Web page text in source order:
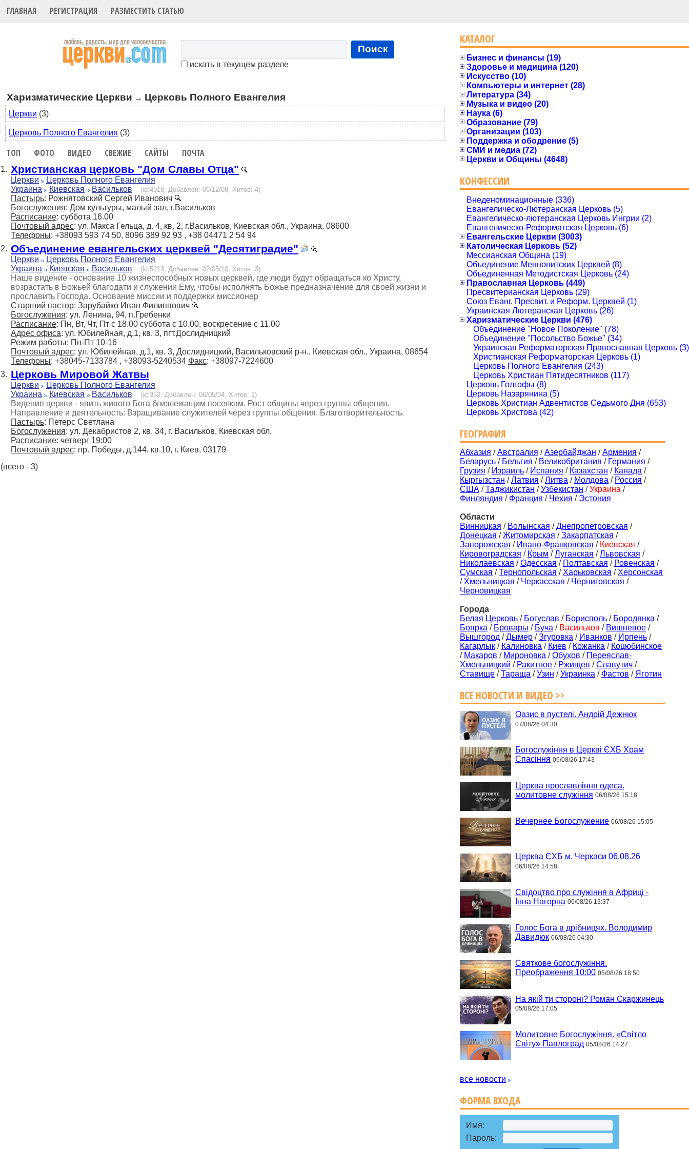
ГЛАВНАЯ РЕГИСТРАЦИЯ РАЗМЕСТИТЬ СТАТЬЮ
Поиск
искать в текущем разделе
Харизматические Церкви → Церковь Полного Евангелия
Церкви (3)
Церковь Полного Евангелия (3)
ТОП ФОТО ВИДЕО СВЕЖИЕ САЙТЫ ПОЧТА
1. Христианская церковь "Дом Славы Отца"
Церкви
Церковь Полного Евангелия
Украина
Киевская Васильков (id:4918, Добавлен: 06/12/08, Хитов: 4)
Пастырь: Рожнятовский Сергей Иванович
Богослужения: Дом культуры, малый зал, г.Васильков
Расписание: суббота 16.00
Почтовый адрес: ул. Макса Гельца, д. 4, кв. 2, г.Васильков, Киевская обл., Украина, 08600
Телефоны: +38093 593 74 50, 8096 389 92 93 , +38 04471 2 54 94
2. Объединение евангельских церквей "Десятиградие"
Церкви
Церковь Полного Евангелия
Украина
Киевская Васильков (id:5213, Добавлен: 02/05/10, Хитов: 3)
Наше видение - основание 10 жизнеспособных новых церквей, где люди будут обращаться ко Христу,
возрастать в Божьей благодати и служении Ему, чтобы исполнять Божье предназначение для своей жизни и
прославить Господа. Основание миссии и поддержки миссионер
Старший пастор: Зарубайко Иван Филиппович
Богослужения: ул. Ленина, 94, п.Гребенки
Расписание: Пн, Вт, Чт, Пт с 18.00 суббота с 10.00, воскресение с 11.00
Адрес офиса: ул. Юбилейная, д.1, кв. 3, пгт.Дослидницкий
Режим работы: Пн-Пт 10-16
Почтовый адрес: ул. Юбилейная, д.1, кв. 3, Дослидницкий, Васильковский р-н., Киевская обл., Украина, 08654
Телефоны: +38045-7133784 , +38093-5240534 Факс: +38097-7224600
3. Церковь Мировой Жатвы
Церкви
Церковь Полного Евангелия
Украина
Киевская Васильков (id:352, Добавлен: 06/05/04, Хитов: 1)
Видение церкви - явить живого Бога близлежащим поселкам. Рост общины через группы общения.
Направление и деятельность: Взращивание служителей через группы общения. Благотворительность.
Пастырь: Петерс Светлана
Богослужения: ул. Декабристов 2, кв. 34, г. Васильков, Киевская обл.
Расписание: четверг 19:00
Почтовый адрес: пр. Победы, д.144, кв.10, г. Киев, 03179
(всего - 3)
КАТАЛОГ
Бизнес и финансы (19)
Здоровье и медицина (120)
Искусство (10)
Компьютеры и интернет (28)
Литература (34)
Музыка и видео (20)
Наука (6)
Образование (79)
Организации (103)
Поддержка и ободрение (5)
СМИ и медиа (72)
Церкви и Общины (4648)
КОНФЕССИИ
Внеденоминационные (336)
Евангелическо-Лютеранская Церковь (5)
Евангелическо-лютеранская Церковь Ингрии (2)
Евангелическо-Реформатская Церковь (6)
Евангельские Церкви (3003)
Католическая Церковь (52)
Мессианская Община (19)
Объединение Меннонитских Церквей (8)
Объединенная Методистская Церковь (24)
Православная Церковь (449)
Пресвитерианская Церковь (29)
Союз Еванг. Пресвит. и Реформ. Церквей (1)
Украинская Лютеранская Церковь (26)
Харизматические Церкви (476)
Объединение "Новое Поколение" (78)
Объединение "Посольство Божье" (34)
Украинская Реформаторская Православная Церковь (3)
Христианская Реформаторская Церковь (1)
Церковь Полного Евангелия (243)
Церковь Христиан Пятидесятников (117)
Церковь Голгофы (8)
Церковь Назарянина (5)
Церковь Христиан Адвентистов Седьмого Дня (653)
Церковь Христова (42)
ГЕОГРАФИЯ
Абхазия /Австралия /Азербайджан /Армения /
Беларусь / Бельгия / Великобритания / Германия /
Грузия / Израиль / Испания / Казахстан / Канада /
Кыргызстан /Латвия /Литва / Молдова / Россия /
США /Таджикистан /Узбекистан /Украина /
Финляндия / Франция / Чехия / Эстония
Области
Винницкая / Волынская /Днепропетровская /
Донецкая /Житомирская /Закарпатская /
Запорожская / Ивано-Франковская / Киевская /
Кировоградская / Крым /Луганская /Львовская /
Николаевская /Одесская / Полтавская / Ровенская /
Сумская /Тернопольская / Харьковская / Херсонская
/ Хмельницкая / Черкасская / Черниговская /
Черновицкая
Города
Белая Церковь / Богуслав / Борисполь / Бородянка /
Боярка / Бровары / Буча / Васильков / Вишневое /
Вышгород /Дымер /Згуровка / Иванков / Ирпень /
Кагарлык / Калиновка / Киев / Кожанка / Коцюбинское
/ Макаров / Мироновка /Обухов / Переяслав-
Хмельницкий / Ракитное / Ржищев /Славутич /
Ставище /Тараща /Узин /Украинка / Фастов / Яготин
ВСЕ НОВОСТИ И ВИДЕО >>
Оазис в пустелі. Андрій Дежнюк
07/08/26 04:30
Богослужіння в Церкві ЄХБ Храм
Спасіння 06/08/26 17:43
Церква прославління одеса.
молитовне служіння 06/08/26 15:18
Вечернее Богослужение 06/08/26 15:05
Церква ЄХБ м. Черкаси 06.08.26
06/08/26 14:58
Свідоцтво про служіння в Африці -
Інна Нагорна 06/08/26 13:37
Голос Бога в дрібницях. Володимир
Давидюк 06/08/26 04:30
Святкове богослужіння.
Преображення 10:00 05/08/26 18:50
На якій ти стороні? Роман Скаржинець
05/08/26 17:05
Молитовне Богослужіння. «Світло
Світу» Павлоград 05/08/26 14:27
все новости
ФОРМА ВХОДА
Имя:
Пароль: